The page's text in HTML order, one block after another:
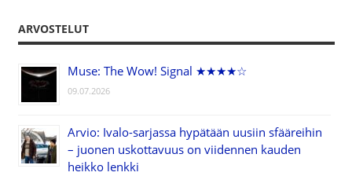
ARVOSTELUT
Muse: The Wow! Signal ★★★★☆
09.07.2026
Arvio: Ivalo-sarjassa hypätään uusiin sfääreihin
– juonen uskottavuus on viidennen kauden
heikko lenkki